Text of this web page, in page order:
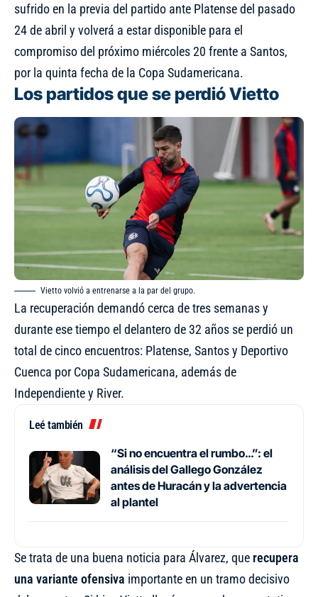
sufrido en la previa del partido ante Platense del pasado
24 de abril y volverá a estar disponible para el
compromiso del próximo miércoles 20 frente a Santos,
por la quinta fecha de la Copa Sudamericana.
Los partidos que se perdió Vietto
Vietto volvió a entrenarse a la par del grupo.
La recuperación demandó cerca de tres semanas y
durante ese tiempo el delantero de 32 años se perdió un
total de cinco encuentros: Platense, Santos y Deportivo
Cuenca por Copa Sudamericana, además de
Independiente y River.
Leé también
“Si no encuentra el rumbo…”: el
análisis del Gallego González
antes de Huracán y la advertencia
al plantel
Se trata de una buena noticia para Álvarez, que recupera
una variante ofensiva importante en un tramo decisivo